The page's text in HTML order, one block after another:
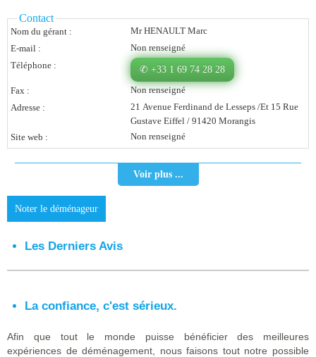
Quels Bénéfices Pour Ma Société ?
Témoignages Adhérents
Comment S’inscrire ?
Donnez Votre Avis
Contact
Contact
Nom du gérant :
Mr HENAULT Marc
E-mail :
Non renseigné
Téléphone :
✆ +33 1 69 74 28 28
Fax :
Non renseigné
Adresse :
21 Avenue Ferdinand de Lesseps /Et 15 Rue
Gustave Eiffel / 91420 Morangis
Site web :
Non renseigné
Voir plus ...
Noter le déménageur
Les Derniers Avis
La confiance, c'est sérieux.
Afin que tout le monde puisse bénéficier des meilleures
expériences de déménagement, nous faisons tout notre possible